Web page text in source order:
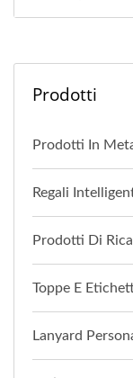
Prodotti
Prodotti In
Regali
Prodotti Di
Toppe E
Lanyard